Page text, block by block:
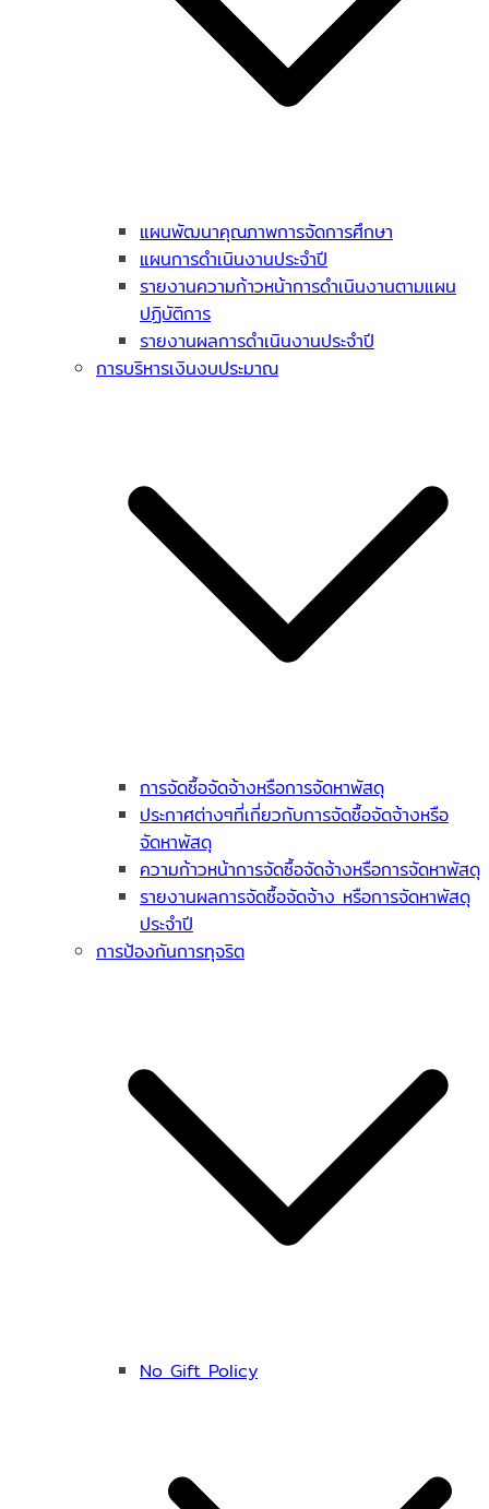
แผนพัฒนาคุณภาพการจัดการศึกษา
แผนการดำเนินงานประจำปี
รายงานความก้าวหน้าการดำเนินงานตามแผน
ปฏิบัติการ
รายงานผลการดำเนินงานประจำปี
การบริหารเงินงบประมาณ
การจัดซื้อจัดจ้างหรือการจัดหาพัสดุ
ประกาศต่างๆที่เกี่ยวกับการจัดซื้อจัดจ้างหรือ
จัดหาพัสดุ
ความก้าวหน้าการจัดซื้อจัดจ้างหรือการจัดหาพัสดุ
รายงานผลการจัดซื้อจัดจ้าง หรือการจัดหาพัสดุ
ประจำปี
การป้องกันการทุจริต
No Gift Policy